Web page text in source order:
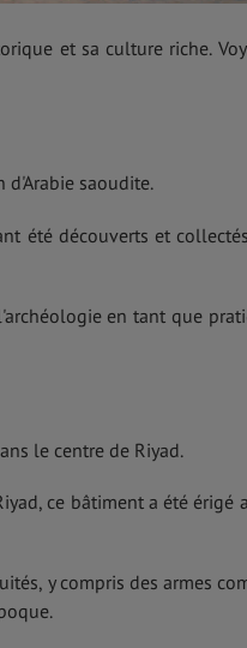
et sa culture riche.
d'Arabie saoudite.
été découverts et
en tant que
le centre de Riyad.
ce bâtiment a été érigé
y compris des armes